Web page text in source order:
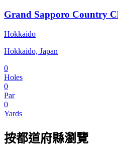
Grand Sapporo Country
Hokkaido
Hokkaido, Japan
0
Holes
0
Par
0
Yards
按都道府縣瀏覽